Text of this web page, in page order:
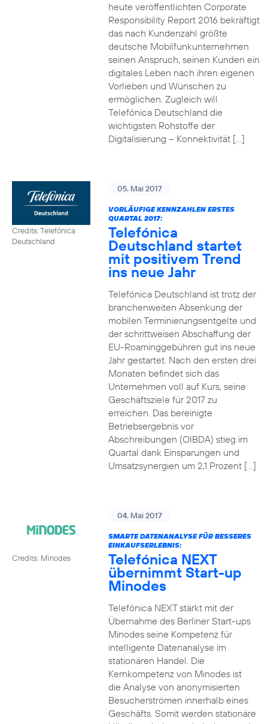
heute veröffentlichten Corporate
Responsibility Report 2016 bekräftigt
das nach Kundenzahl größte
deutsche Mobilfunkunternehmen
seinen Anspruch, seinen Kunden ein
digitales Leben nach ihren eigenen
Vorlieben und Wünschen zu
ermöglichen. Zugleich will
Telefónica Deutschland die
wichtigsten Rohstoffe der
Digitalisierung – Konnektivität […]
Credits: Telefónica
Deutschland
05. Mai 2017
VORLÄUFIGE KENNZAHLEN ERSTES
QUARTAL 2017:
Telefónica
Deutschland startet
mit positivem Trend
ins neue Jahr
Telefónica Deutschland ist trotz der
branchenweiten Absenkung der
mobilen Terminierungsentgelte und
der schrittweisen Abschaffung der
EU-Roaminggebühren gut ins neue
Jahr gestartet. Nach den ersten drei
Monaten befindet sich das
Unternehmen voll auf Kurs, seine
Geschäftsziele für 2017 zu
erreichen. Das bereinigte
Betriebsergebnis vor
Abschreibungen (OIBDA) stieg im
Quartal dank Einsparungen und
Umsatzsynergien um 2,1 Prozent […]
Credits: Minodes
04. Mai 2017
SMARTE DATENANALYSE FÜR BESSERES
EINKAUFSERLEBNIS:
Telefónica NEXT
übernimmt Start-up
Minodes
Telefónica NEXT stärkt mit der
Übernahme des Berliner Start-ups
Minodes seine Kompetenz für
intelligente Datenanalyse im
stationären Handel. Die
Kernkompetenz von Minodes ist
die Analyse von anonymisierten
Besucherströmen innerhalb eines
Geschäfts. Somit werden stationäre